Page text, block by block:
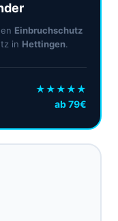
Einbruchschutz
in Hettingen.
★★★★★
ab 79€